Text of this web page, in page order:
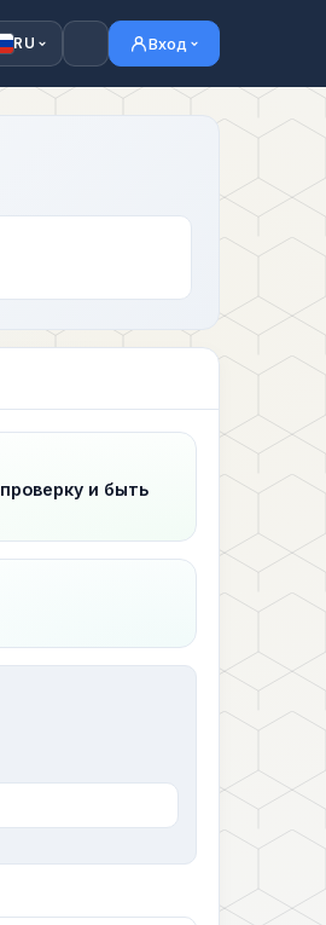
RU Вход
и быть